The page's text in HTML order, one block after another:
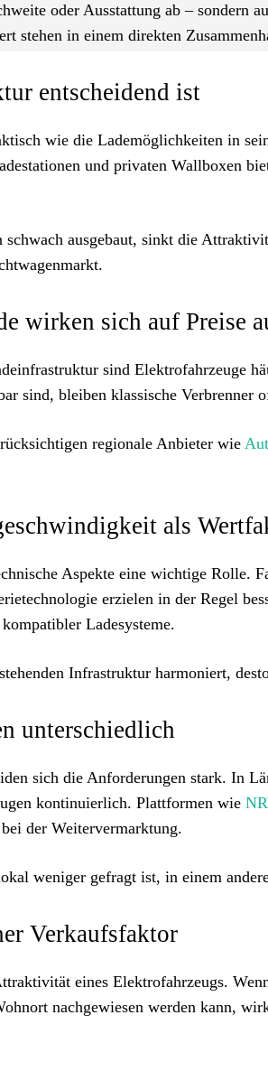
oder Ausstattung ab – sondern
stehen in einem direkten
entscheidend ist
wie die Lademöglichkeiten in
und privaten Wallboxen
ausgebaut, sinkt die
wirken sich auf Preise
sind Elektrofahrzeuge
sind, bleiben klassische Verbrenner
regionale Anbieter wie
als
Aspekte eine wichtige Rolle.
erzielen in der Regel
Ladesysteme.
Infrastruktur harmoniert,
unterschiedlich
sich die Anforderungen stark. In
kontinuierlich. Plattformen wie
der Weitervermarktung.
weniger gefragt ist, in einem
Verkaufsfaktor
eines Elektrofahrzeugs.
nachgewiesen werden kann,